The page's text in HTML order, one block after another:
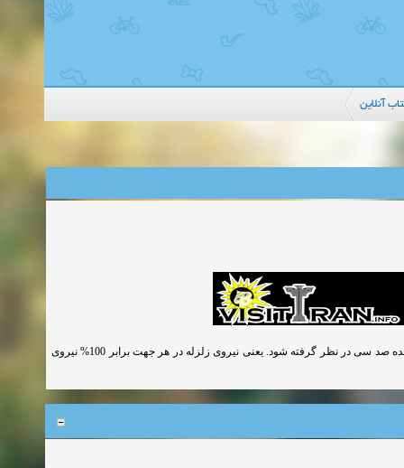
آنلاین
اگر برای یک ستون در دو جهت عمود بر هم دیوار برشی یا بادبند طراحی کنیم باید قاعده صد سی در نظر گرفته شود. یعنی نیروی زلزله در هر جهت برابر 100% نیروی